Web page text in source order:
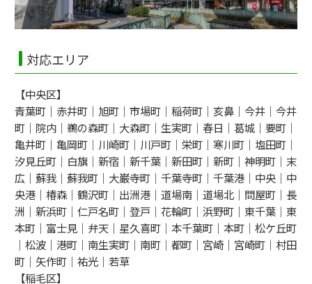
対応エリア
【中央区】
青葉町｜赤井町｜旭町｜市場町｜稲荷町｜亥鼻｜今井｜今井
町｜院内｜鵜の森町｜大森町｜生実町｜春日｜葛城｜要町｜
亀井町｜亀岡町｜川崎町｜川戸町｜栄町｜寒川町｜塩田町｜
汐見丘町｜白旗｜新宿｜新千葉｜新田町｜新町｜神明町｜末
広｜蘇我｜蘇我町｜大巌寺町｜千葉寺町｜千葉港｜中央｜中
央港｜椿森｜鶴沢町｜出洲港｜道場南｜道場北｜問屋町｜長
洲｜新浜町｜仁戸名町｜登戸｜花輪町｜浜野町｜東千葉｜東
本町｜富士見｜弁天｜星久喜町｜本千葉町｜本町｜松ケ丘町
｜松波｜港町｜南生実町｜南町｜都町｜宮崎｜宮崎町｜村田
町｜矢作町｜祐光｜若草
【稲毛区】